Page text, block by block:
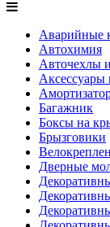
Аварийные
Автохимия
Авточехлы
Аксессуары
Багажник
Боксы на
Брызговики
Дверные